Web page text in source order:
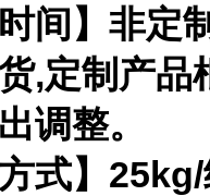
时间】非定
,定制产品
调整。
式】 25kg/